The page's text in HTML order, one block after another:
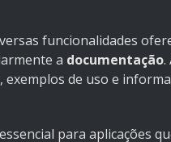
funcionalidades
a documentação.
de uso e
para aplicações